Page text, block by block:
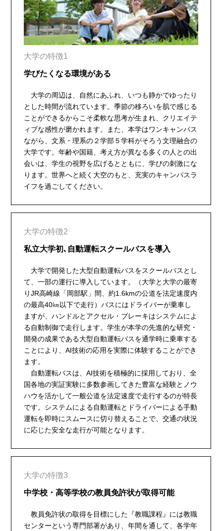
大学の特徴1
学びたくなる環境がある
大学の周辺は、自然にあふれ、いつも静かでゆったり
とした時間が流れています。季節の移ろいを肌で感じる
ことができるからこそ柔軟な思考が生まれ、クリエイテ
ィブな感性が磨かれます。また、本学はワンキャンパス
ながら、文系・理系の２学部５学科がそろう文理融合の
大学です。年齢や国籍、考え方が異なる多くの人との出
会いは、学生の視野を広げるとともに、学びの刺激にな
ります。世界へと続く大空のもと、充実のキャンパスラ
イフを過ごしてください。
大学の特徴2
私立大学初､自動運転スクールバスを導入
大学で開発した大型自動運転バスをスクールバスとし
て、一部の運行に導入しています。（大学と大学の最寄
りJR高崎線「岡部駅」間、約1.6kmの公道を法定速度内
の最高40㎞以下で走行）バスにはドライバーが乗車し
ますが、ハンドルとアクセル・ブレーキはシステムによ
る自動制御で走行します。学生が本学の先進的な研究・
開発の成果である大型自動運転バスを通学時に乗車する
ことにより、AI技術の応用を実際に体験することができ
ます。
自動運転バスは、AI技術を積極的に採用しており、全
国各地の実証実験に多数参画してきた豊富な経験とノウ
ハウを活かして一般公道を法定速度で走行するのが特長
です。システムによる自動運転とドライバーによる手動
運転を即時にスムースに切り替えることで、交通の状況
に応じた安全な走行が可能となります。
大学の特徴3
中学校・高等学校の教員免許状が取得可能
教員免許状の取得を目標にした『教職課程』には教職
センターという専門部署があり、年間を通して、各学年